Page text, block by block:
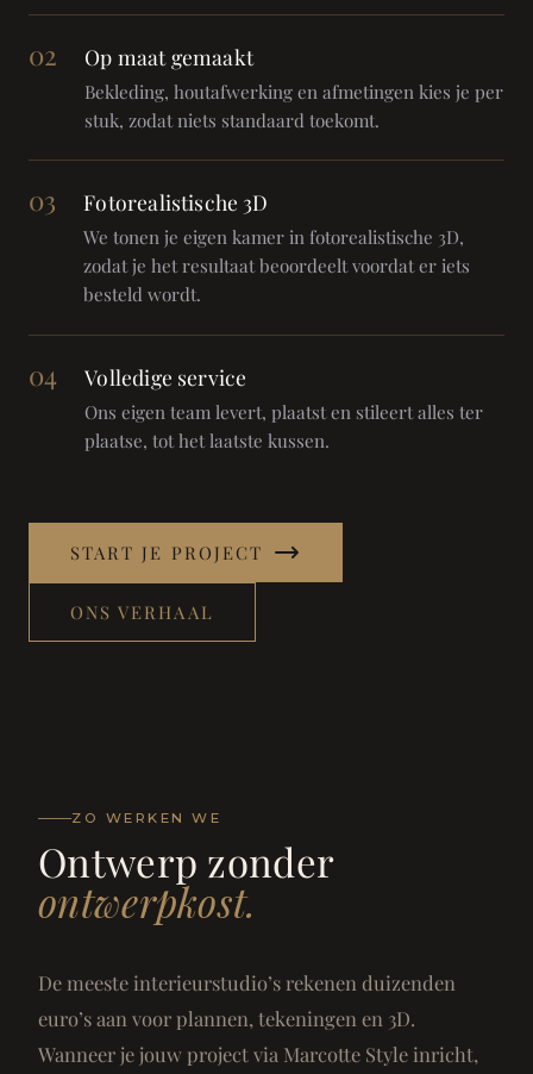
02 Op maat gemaakt
Bekleding, houtafwerking en afmetingen kies je per
stuk, zodat niets standaard toekomt.
03 Fotorealistische 3D
We tonen je eigen kamer in fotorealistische 3D,
zodat je het resultaat beoordeelt voordat er iets
besteld wordt.
04 Volledige service
Ons eigen team levert, plaatst en stileert alles ter
plaatse, tot het laatste kussen.
START JE PROJECT
ONS VERHAAL
ZO WERKEN WE
Ontwerp zonder
ontwerpkost.
De meeste interieurstudio’s rekenen duizenden
euro’s aan voor plannen, tekeningen en 3D.
Wanneer je jouw project via Marcotte Style inricht,